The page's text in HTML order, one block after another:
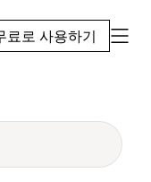
로 사용하기